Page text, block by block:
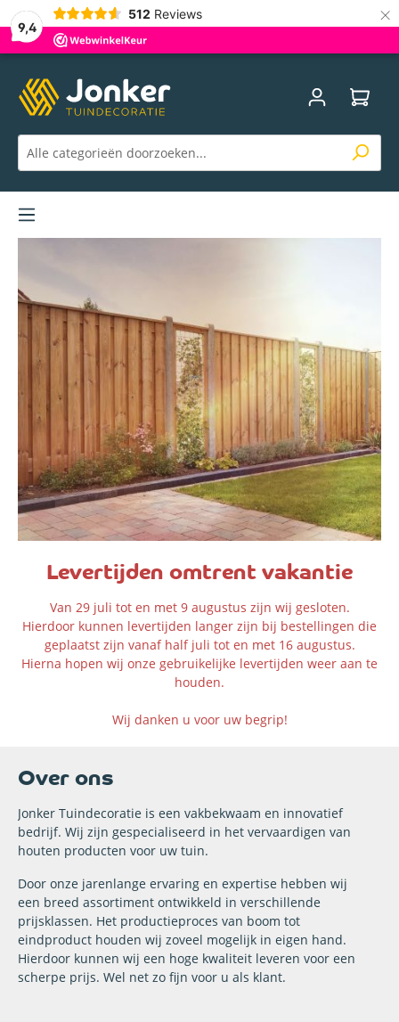
9,4
512 Reviews ×
Levertijden omtrent vakantie
Van 29 juli tot en met 9 augustus zijn wij gesloten.
Hierdoor kunnen levertijden langer zijn bij bestellingen die
geplaatst zijn vanaf half juli tot en met 16 augustus.
Hierna hopen wij onze gebruikelijke levertijden weer aan te
houden.
Wij danken u voor uw begrip!
Over ons
Jonker Tuindecoratie is een vakbekwaam en innovatief
bedrijf. Wij zijn gespecialiseerd in het vervaardigen van
houten producten voor uw tuin.
Door onze jarenlange ervaring en expertise hebben wij
een breed assortiment ontwikkeld in verschillende
prijsklassen. Het productieproces van boom tot
eindproduct houden wij zoveel mogelijk in eigen hand.
Hierdoor kunnen wij een hoge kwaliteit leveren voor een
scherpe prijs. Wel net zo fijn voor u als klant.